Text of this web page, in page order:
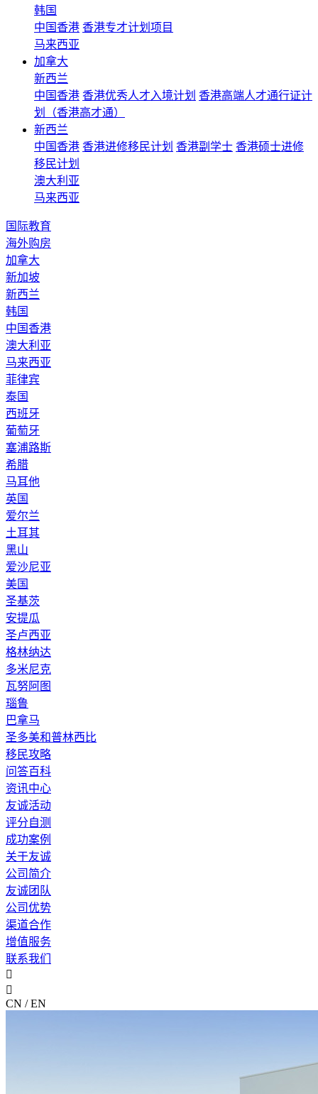
韩国
中国香港 香港专才计划项目
马来西亚
加拿大
新西兰
中国香港 香港优秀人才入境计划 香港高端人才通行证计
划（香港高才通）
新西兰
中国香港 香港进修移民计划 香港副学士 香港硕士进修
移民计划
澳大利亚
马来西亚
国际教育
海外购房
加拿大
新加坡
新西兰
韩国
中国香港
澳大利亚
马来西亚
菲律宾
泰国
西班牙
葡萄牙
塞浦路斯
希腊
马耳他
英国
爱尔兰
土耳其
黑山
爱沙尼亚
美国
圣基茨
安提瓜
圣卢西亚
格林纳达
多米尼克
瓦努阿图
瑙鲁
巴拿马
圣多美和普林西比
移民攻略
问答百科
资讯中心
友诚活动
评分自测
成功案例
关于友诚
公司简介
友诚团队
公司优势
渠道合作
增值服务
联系我们


CN / EN